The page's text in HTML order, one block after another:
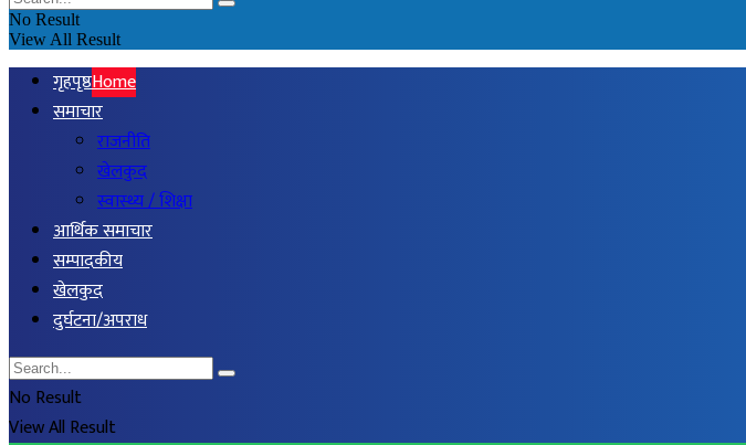
No Result
View All Result
गृहपृष्ठHome
समाचार
राजनीति
खेलकुद
स्वास्थ्य / शिक्षा
आर्थिक समाचार
सम्पादकीय
खेलकुद
दुर्घटना/अपराध
No Result
View All Result